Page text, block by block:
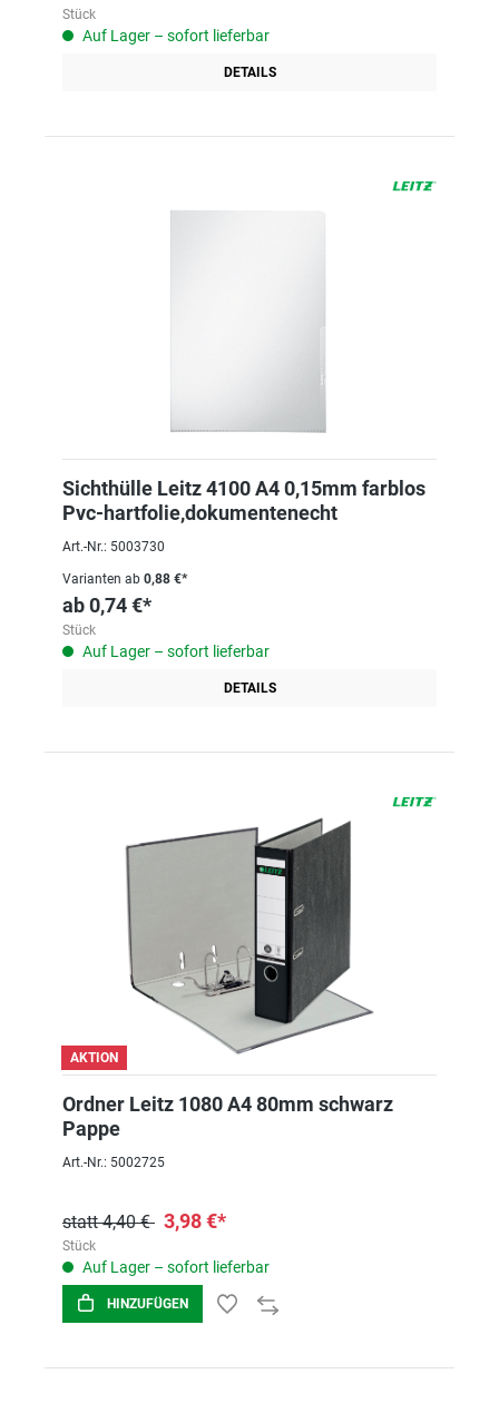
Stück
Auf Lager – sofort lieferbar
DETAILS
Sichthülle Leitz 4100 A4 0,15mm farblos
Pvc-hartfolie,dokumentenecht
Art.-Nr.: 5003730
Varianten ab 0,88 €*
ab0,74 €*
Stück
Auf Lager – sofort lieferbar
DETAILS
AKTION
Ordner Leitz 1080 A4 80mm schwarz
Pappe
Art.-Nr.: 5002725
statt 4,40 € 3,98 €*
Stück
Auf Lager – sofort lieferbar
HINZUFÜGEN